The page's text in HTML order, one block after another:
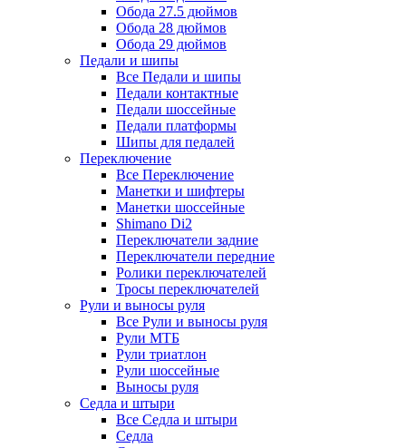
Обода 27.5 дюймов
Обода 28 дюймов
Обода 29 дюймов
Педали и шипы
Все Педали и шипы
Педали контактные
Педали шоссейные
Педали платформы
Шипы для педалей
Переключение
Все Переключение
Манетки и шифтеры
Манетки шоссейные
Shimano Di2
Переключатели задние
Переключатели передние
Ролики переключателей
Тросы переключателей
Рули и выносы руля
Все Рули и выносы руля
Рули МТБ
Рули триатлон
Рули шоссейные
Выносы руля
Седла и штыри
Все Седла и штыри
Седла